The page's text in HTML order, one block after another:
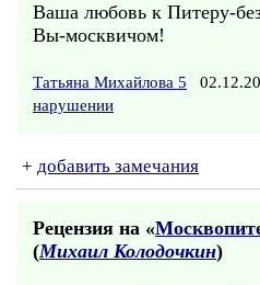
Ваша любовь к Питеру-
Вы-москвичом!
Татьяна Михайлова 5
нарушении
+ добавить замечания
Рецензия на «
(Михаил Колодочкин)